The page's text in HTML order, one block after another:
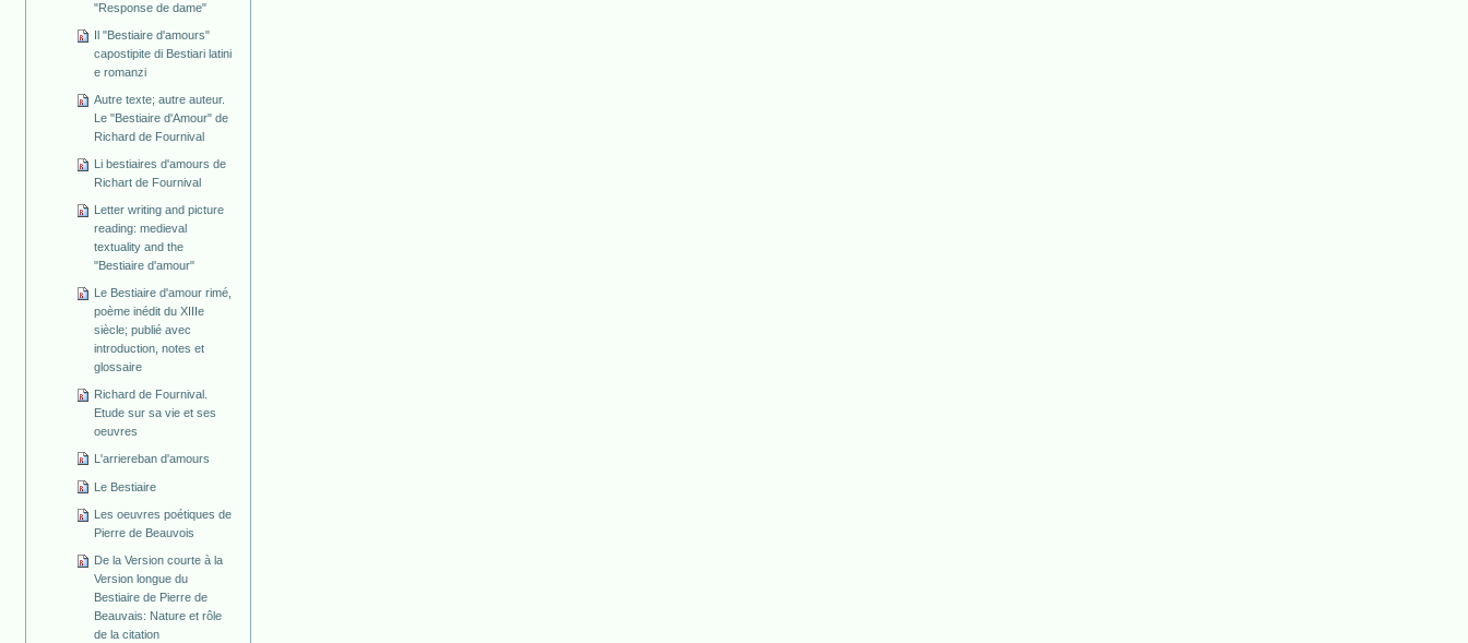
"Response de dame"
Il "Bestiaire d'amours"
capostipite di Bestiari latini
e romanzi
Autre texte; autre auteur.
Le "Bestiaire d'Amour" de
Richard de Fournival
Li bestiaires d'amours de
Richart de Fournival
Letter writing and picture
reading: medieval
textuality and the
"Bestiaire d'amour"
Le Bestiaire d'amour rimé,
poème inédit du XIIIe
siècle; publié avec
introduction, notes et
glossaire
Richard de Fournival.
Etude sur sa vie et ses
oeuvres
L'arriereban d'amours
Le Bestiaire
Les oeuvres poétiques de
Pierre de Beauvois
De la Version courte à la
Version longue du
Bestiaire de Pierre de
Beauvais: Nature et rôle
de la citation